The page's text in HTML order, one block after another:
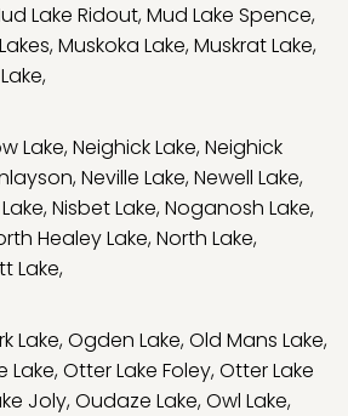
Lake Ridout,Mud Lake Spence,
,Muskoka Lake,Muskrat Lake,
,
Lake,Neighick Lake,Neighick
,Neville Lake,Newell Lake,
,Nisbet Lake,Noganosh Lake,
Healey Lake,North Lake,
Lake,
Lake,Ogden Lake,Old Mans Lake,
Lake,Otter Lake Foley,Otter Lake
Joly,Oudaze Lake,Owl Lake,